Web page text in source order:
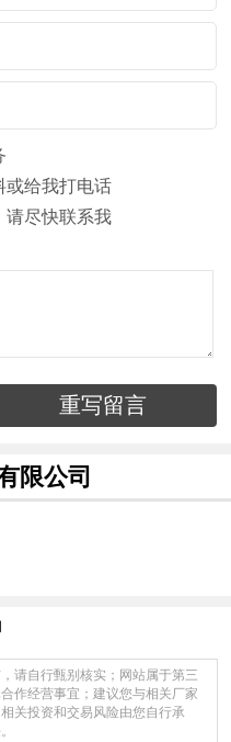
或给我打电话
请尽快联系我
重写留言
限公司
请自行甄别核实；网站属于第三
作经营事宜；建议您与相关厂家
关投资和交易风险由您自行承